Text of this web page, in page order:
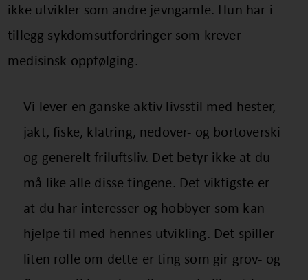
ikke utvikler som andre jevngamle. Hun har i
tillegg sykdomsutfordringer som krever
medisinsk oppfølging.
Vi lever en ganske aktiv livsstil med hester,
jakt, fiske, klatring, nedover- og bortoverski
og generelt friluftsliv. Det betyr ikke at du
må like alle disse tingene. Det viktigste er
at du har interesser og hobbyer som kan
hjelpe til med hennes utvikling. Det spiller
liten rolle om dette er ting som gir grov- og